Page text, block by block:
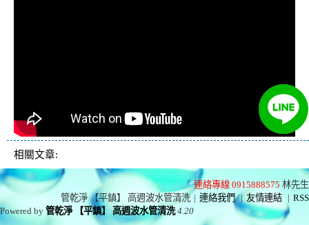
相關文章:
連絡專線 0915888575 林先生
管乾淨 【平鎮】 高週波水管清洗 | 連絡我們 | 友情連結 | RSS
Powered by管乾淨 【平鎮】 高週波水管清洗 4.20